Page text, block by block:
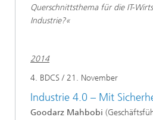
Querschnittsthema für die IT-
Industrie?«
2014
4. BDCS / 21. November
Industrie 4.0 – Mit
Goodarz Mahbobi